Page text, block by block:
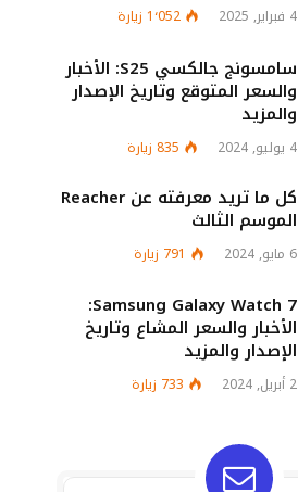
4 فبراير, 2025 1٬052 زيارة
سامسونج جالكسي S25: الأخبار
والسعر المتوقع وتاريخ الإصدار
والمزيد
4 يوليو, 2024 835 زيارة
كل ما تريد معرفته عن Reacher
الموسم الثالث
6 مايو, 2024 791 زيارة
Samsung Galaxy Watch 7:
الأخبار والسعر المشاع وتاريخ
الإصدار والمزيد
2 أبريل, 2024 733 زيارة